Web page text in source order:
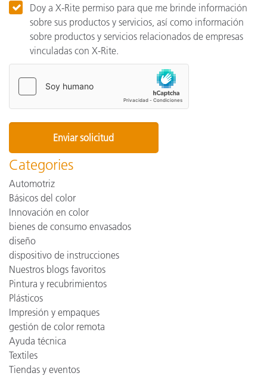
Doy a X-Rite permiso para que me brinde información
sobre sus productos y servicios, así como información
sobre productos y servicios relacionados de empresas
vinculadas con X-Rite.
Categories
Automotriz
Básicos del color
Innovación en color
bienes de consumo envasados
diseño
dispositivo de instrucciones
Nuestros blogs favoritos
Pintura y recubrimientos
Plásticos
Impresión y empaques
gestión de color remota
Ayuda técnica
Textiles
Tiendas y eventos